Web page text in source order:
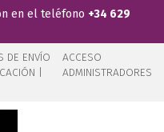
en el teléfono +34 629
DE ENVÍO
|
ACCESO
ADMINISTRADORES